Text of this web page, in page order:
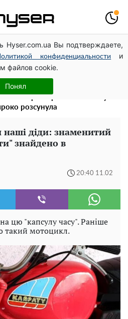
Hyser.com.ua Вы подтверждаете,
Политикой конфиденциальности
и
файлов cookie.
Понял
– це далеко не все: фронтмен
став наступним
блиснула "принадами":
бачили
розсунула
діди: знаменитий
знайдено в
20:40 11.02
цю "капсулу часу". Раніше
такий мотоцикл.